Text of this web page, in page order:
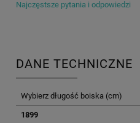
Najczęstsze pytania i odpowiedzi
DANE TECHNICZNE
Wybierz długość boiska (cm)
1899